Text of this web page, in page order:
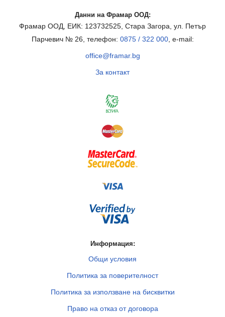
Данни на Фрамар ООД:
Фрамар ООД, ЕИК: 123732525, Стара Загора, ул. Петър
Парчевич № 26, телефон: 0875 / 322 000, e-mail:
office@framar.bg
За контакт
Информация:
Общи условия
Политика за поверителност
Политика за използване на бисквитки
Право на отказ от договора